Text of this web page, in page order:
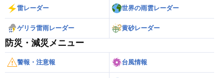
雷レーダー 世界の雨雲レーダー
ゲリラ雷雨レーダー 黄砂レーダー
防災・減災メニュー
警報・注意報 台風情報